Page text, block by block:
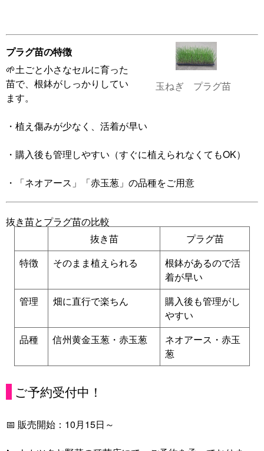
玉ねぎ プラグ苗
プラグ苗の特徴
🌱土ごと小さなセルに育った
苗で、根鉢がしっかりしてい
ます。
・植え傷みが少なく、活着が早い
・購入後も管理しやすい（すぐに植えられなくてもOK）
・「ネオアース」「赤玉葱」の品種をご用意
抜き苗とプラグ苗の比較
抜き苗
プラグ苗
特徴
そのまま植えられる
根鉢があるので活
着が早い
管理
畑に直行で楽ちん
購入後も管理がし
やすい
品種
信州黄金玉葱・赤玉葱
ネオアース・赤玉
葱
ご予約受付中！
📅 販売開始：10月15日～